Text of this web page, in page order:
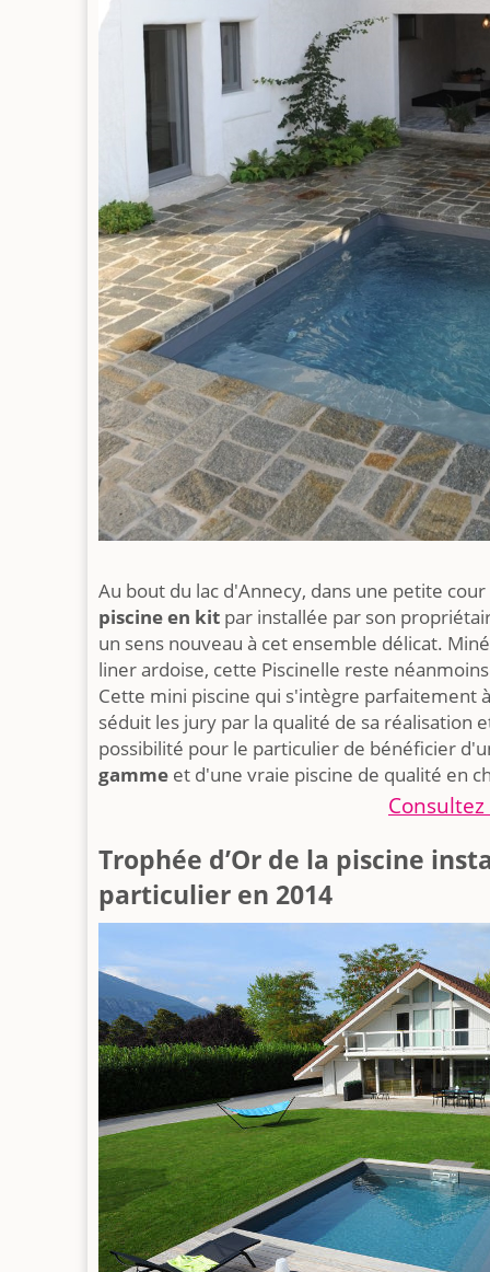
Au bout du lac d'Annecy, dans une petite
piscine en kit par installée par son
un sens nouveau à cet ensemble délicat.
liner ardoise, cette Piscinelle reste
Cette mini piscine qui s'intègre parfaitement
séduit les jury par la qualité de sa réalisation
possibilité pour le particulier de bénéficier
gamme et d'une vraie piscine de qualité en
Trophée d’Or de la piscine
particulier en 2014